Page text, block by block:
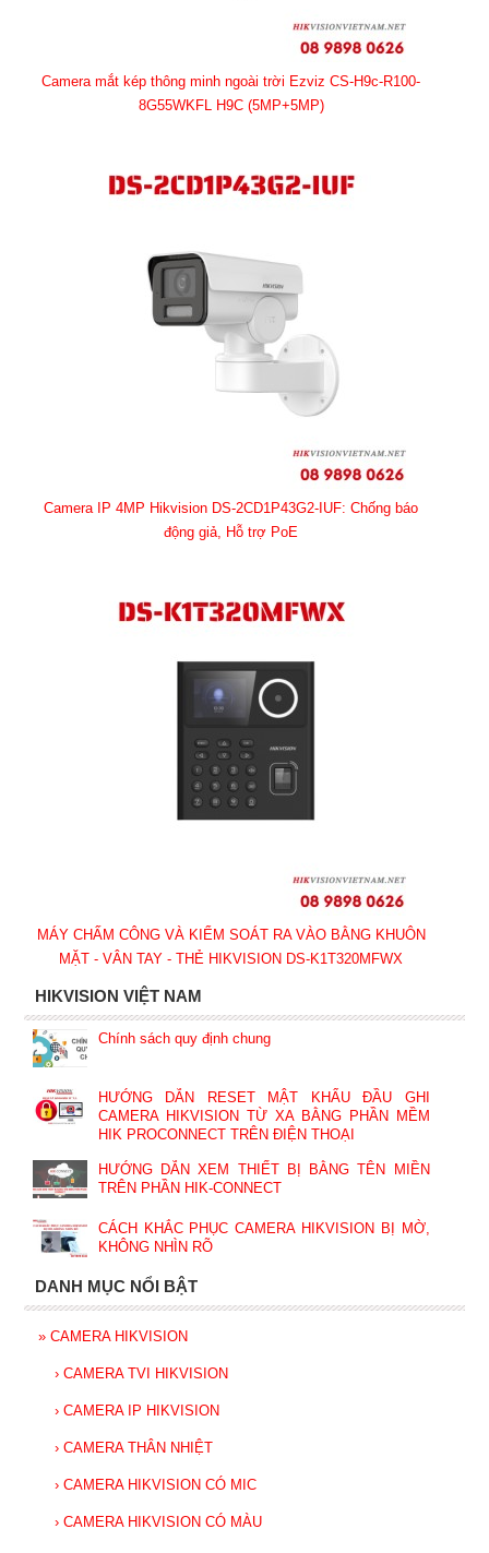
Camera mắt kép thông minh ngoài trời Ezviz CS-H9c-R100-
8G55WKFL H9C (5MP+5MP)
Camera IP 4MP Hikvision DS-2CD1P43G2-IUF: Chống báo
động giả, Hỗ trợ PoE
MÁY CHẤM CÔNG VÀ KIỂM SOÁT RA VÀO BẰNG KHUÔN
MẶT - VÂN TAY - THẺ HIKVISION DS-K1T320MFWX
HIKVISION VIỆT NAM
Chính sách quy định chung
HƯỚNG DẪN RESET MẬT KHẨU ĐẦU GHI
CAMERA HIKVISION TỪ XA BẰNG PHẦN MỀM
HIK PROCONNECT TRÊN ĐIỆN THOẠI
HƯỚNG DẪN XEM THIẾT BỊ BẰNG TÊN MIỀN
TRÊN PHẦN HIK-CONNECT
CÁCH KHẮC PHỤC CAMERA HIKVISION BỊ MỜ,
KHÔNG NHÌN RÕ
DANH MỤC NỔI BẬT
» CAMERA HIKVISION
› CAMERA TVI HIKVISION
› CAMERA IP HIKVISION
› CAMERA THÂN NHIỆT
› CAMERA HIKVISION CÓ MIC
› CAMERA HIKVISION CÓ MÀU